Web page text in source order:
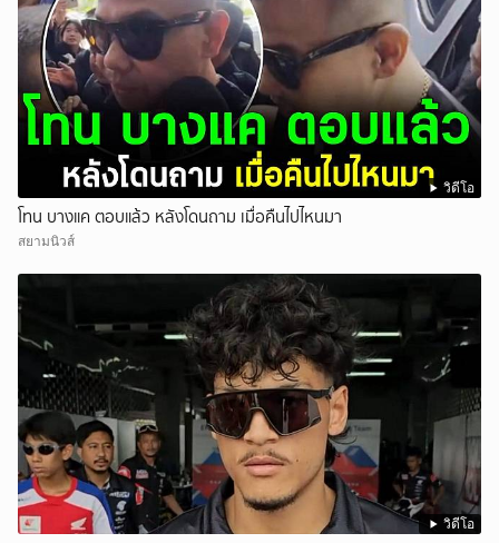
วิดีโอ
โทน บางแค ตอบแล้ว หลังโดนถาม เมื่อคืนไปไหนมา
สยามนิวส์
วิดีโอ